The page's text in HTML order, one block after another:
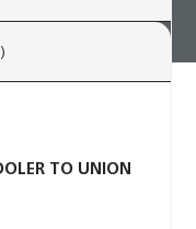
TO UNION